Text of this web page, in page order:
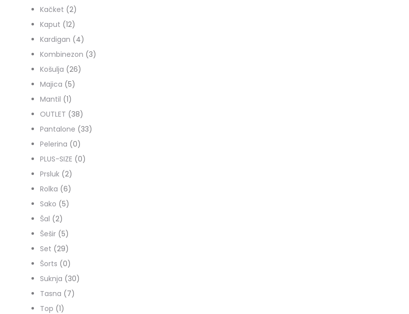
proizvoda
Kačket 22
proizvoda
Kaput 1212
proizvoda
Kardigan 44
proizvoda
Kombinezon 33
Košulja 2626
Majica 55
Mantil 11
proizvod
OUTLET 3838
proizvoda
Pantalone 3333
Pelerina 00
proizvoda
PLUS-SIZE 00
Prsluk 22
proizvoda
Rolka 66
proizvoda
Sako 55
Šal 22
proizvoda
Šešir 55
proizvoda
Set 2929
proizvoda
Šorts 00
proizvoda
Suknja 3030
Tasna 77
Top 11